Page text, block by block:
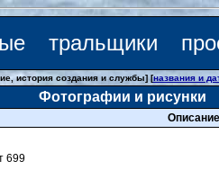
тральщики
история создания и службы] [названия и
Фотографии и рисунки
Описание
699